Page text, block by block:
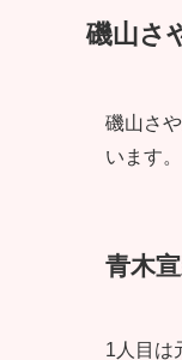
磯山さ
磯山さ
います。
青木
1人目は